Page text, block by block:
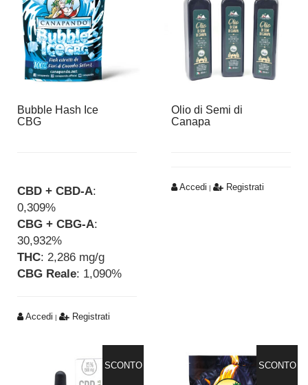
Bubble Hash Ice
CBG
CBD + CBD-A:
0,309%
CBG + CBG-A:
30,932%
THC: 2,286 mg/g
CBG Reale: 1,090%
Accedi | Registrati
Olio di Semi di
Canapa
Accedi | Registrati
SCONTO SCONTO